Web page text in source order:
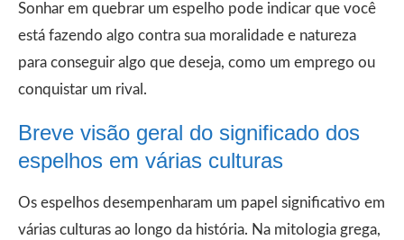
Sonhar em quebrar um espelho pode indicar que você
está fazendo algo contra sua moralidade e natureza
para conseguir algo que deseja, como um emprego ou
conquistar um rival.
Breve visão geral do significado dos
espelhos em várias culturas
Os espelhos desempenharam um papel significativo em
várias culturas ao longo da história. Na mitologia grega,